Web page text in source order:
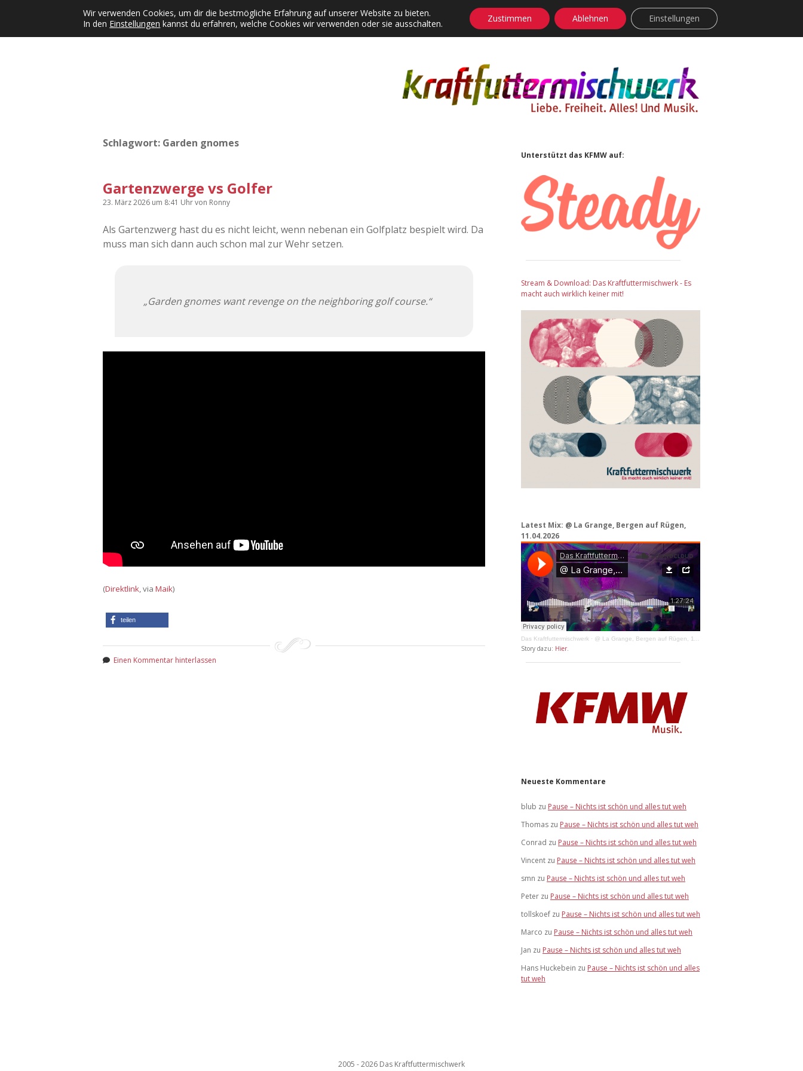
Kategorien Dropdown-Menü öffnen
KFMW-Disco Dates Instagrams Contact Adventskalender Dropdown-Menü öffnen facebook
instagram
rss soundcloud
vimeoBluesky
Schlagwort: Garden gnomes
Gartenzwerge vs Golfer
23. März 2026 um 8:41 Uhrvon Ronny
Als Gartenzwerg hast du es nicht leicht, wenn nebenan ein Golfplatz bespielt wird. Da
muss man sich dann auch schon mal zur Wehr setzen.
„Garden gnomes want revenge on the neighboring golf course.“
(Direktlink , via Maik)
teilen
Einen Kommentar hinterlassen
Sidebar
Unterstützt das KFMW auf:
Stream & Download: Das Kraftfuttermischwerk - Es
macht auch wirklich keiner mit!
Latest Mix: @ La Grange, Bergen auf Rügen,
11.04.2026
Das Kraftfuttermischwerk · @ La Grange, Bergen auf Rügen, 11.04.2026
Story dazu: Hier.
Neueste Kommentare
blub zu Pause – Nichts ist schön und alles tut weh
Thomas zu Pause – Nichts ist schön und alles tut weh
Conrad zu Pause – Nichts ist schön und alles tut weh
Vincent zu Pause – Nichts ist schön und alles tut weh
smn zu Pause – Nichts ist schön und alles tut weh
Peter zu Pause – Nichts ist schön und alles tut weh
tollskoef zu Pause – Nichts ist schön und alles tut weh
Marco zu Pause – Nichts ist schön und alles tut weh
Jan zu Pause – Nichts ist schön und alles tut weh
Hans Huckebein zu Pause – Nichts ist schön und alles
tut weh
2005 - 2026 Das Kraftfuttermischwerk
Wir verwenden Cookies, um dir die bestmögliche Erfahrung auf unserer Website zu bieten.
In den Einstellungen kannst du erfahren, welche Cookies wir verwenden oder sie ausschalten. Zustimmen Ablehnen Einstellungen